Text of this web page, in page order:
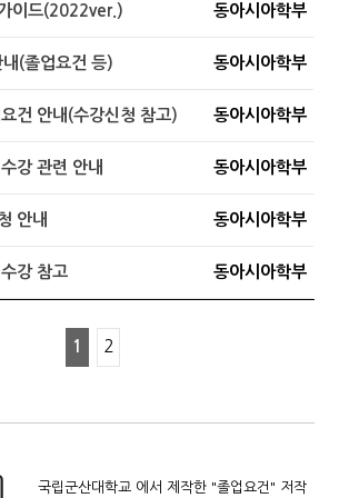
이드(2022ver.) 동아시아학부
(졸업요건 등) 동아시아학부
건 안내(수강신청 참고) 동아시아학부
강 관련 안내 동아시아학부
안내 동아시아학부
강 참고 동아시아학부
1 2
국립군산대학교 에서 제작한 "졸업요건 " 저작